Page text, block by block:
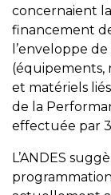
concernaient
financement
l’enveloppe
(équipements,
et matériels
de la
effectuée par
L’ANDES